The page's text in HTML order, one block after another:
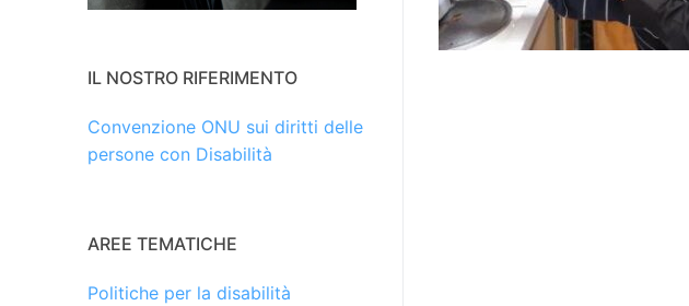
IL NOSTRO RIFERIMENTO
Convenzione ONU sui diritti delle
persone con Disabilità
AREE TEMATICHE
Politiche per la disabilità